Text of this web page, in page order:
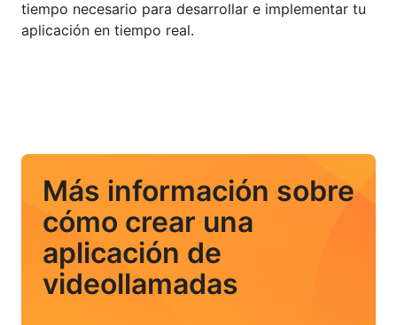
tiempo necesario para desarrollar e implementar tu
aplicación en tiempo real.
Más información sobre
cómo crear una
aplicación de
videollamadas